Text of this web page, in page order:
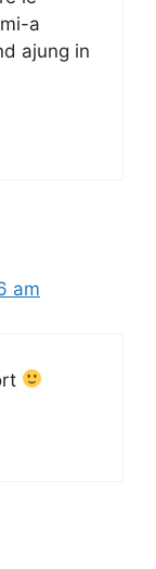
a
ajung in
am